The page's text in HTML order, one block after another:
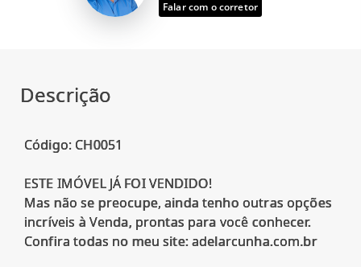
Falar com o corretor
Descrição
Código: CH0051
ESTE IMÓVEL JÁ FOI VENDIDO!
Mas não se preocupe, ainda tenho outras opções
incríveis à Venda, prontas para você conhecer.
Confira todas no meu site: adelarcunha.com.br